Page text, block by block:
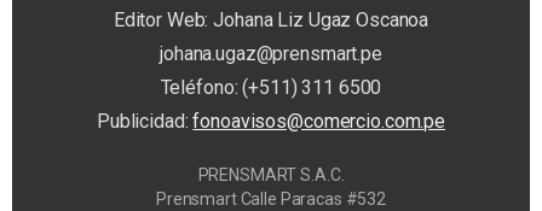
Editor Web: Johana Liz Ugaz Oscanoa
johana.ugaz@prensmart.pe
Teléfono: (+511) 311 6500
Publicidad:fonoavisos@comercio.com.pe
PRENSMART S.A.C.
Prensmart Calle Paracas #532